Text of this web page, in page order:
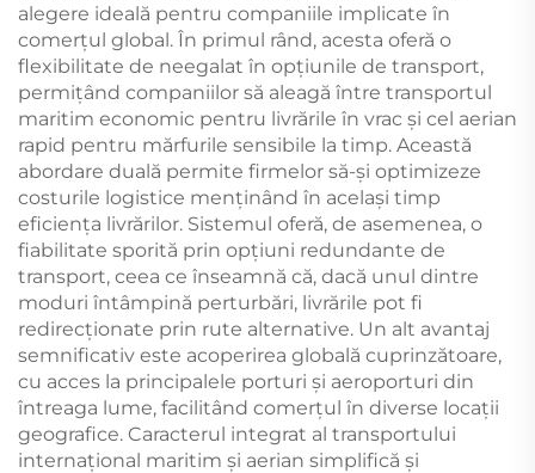
alegere ideală pentru companiile implicate în
comerțul global. În primul rând, acesta oferă o
flexibilitate de neegalat în opțiunile de transport,
permițând companiilor să aleagă între transportul
maritim economic pentru livrările în vrac și cel aerian
rapid pentru mărfurile sensibile la timp. Această
abordare duală permite firmelor să-și optimizeze
costurile logistice menținând în același timp
eficiența livrărilor. Sistemul oferă, de asemenea, o
fiabilitate sporită prin opțiuni redundante de
transport, ceea ce înseamnă că, dacă unul dintre
moduri întâmpină perturbări, livrările pot fi
redirecționate prin rute alternative. Un alt avantaj
semnificativ este acoperirea globală cuprinzătoare,
cu acces la principalele porturi și aeroporturi din
întreaga lume, facilitând comerțul în diverse locații
geografice. Caracterul integrat al transportului
internațional maritim și aerian simplifică și